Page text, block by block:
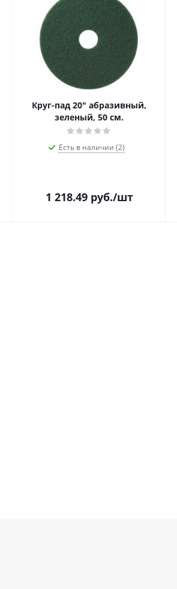
Круг-пад 20" абразивный,
зеленый, 50 см.
Есть в наличии (2)
1 218.49руб./шт